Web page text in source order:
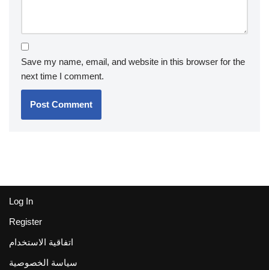
Save my name, email, and website in this browser for the
next time I comment.
Log In
Register
اتفاقية الاستخدام
سياسة الخصوصية